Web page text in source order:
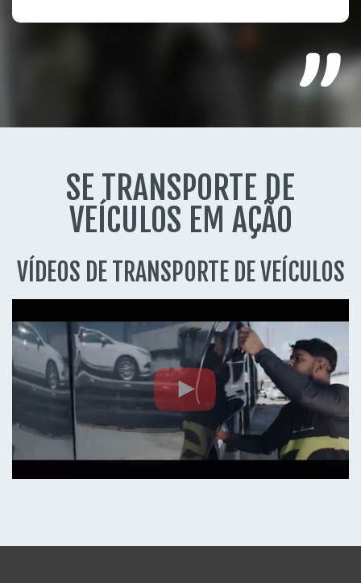
SE TRANSPORTE DE
VEÍCULOS EM AÇÃO
VÍDEOS DE TRANSPORTE DE VEÍCULOS